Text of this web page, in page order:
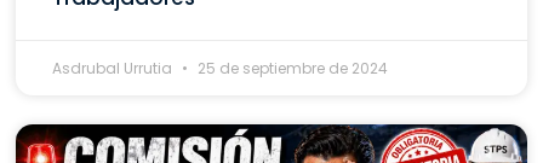
Asdrubal Urrutia 25 de septiembre de 2024